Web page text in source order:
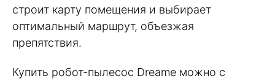
строит карту помещения и выбирает
оптимальный маршрут, объезжая
препятствия.
Купить робот-пылесос Dreame можно с